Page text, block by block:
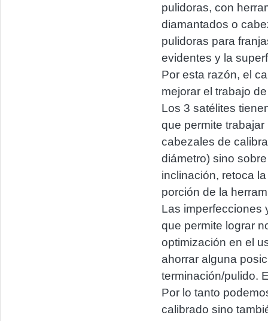
pulidoras, con
diamantados o
pulidoras para
evidentes y la
Por esta razón, el
mejorar el trabajo
Los 3 satélites
que permite
cabezales de
diámetro) sino
inclinación, retoca
porción de la
Las imperfecciones
que permite lograr
optimización en el
ahorrar alguna
terminación/pulido.
Por lo tanto
calibrado sino